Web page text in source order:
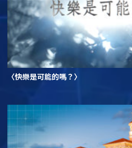
〈快樂是可能的嗎？〉